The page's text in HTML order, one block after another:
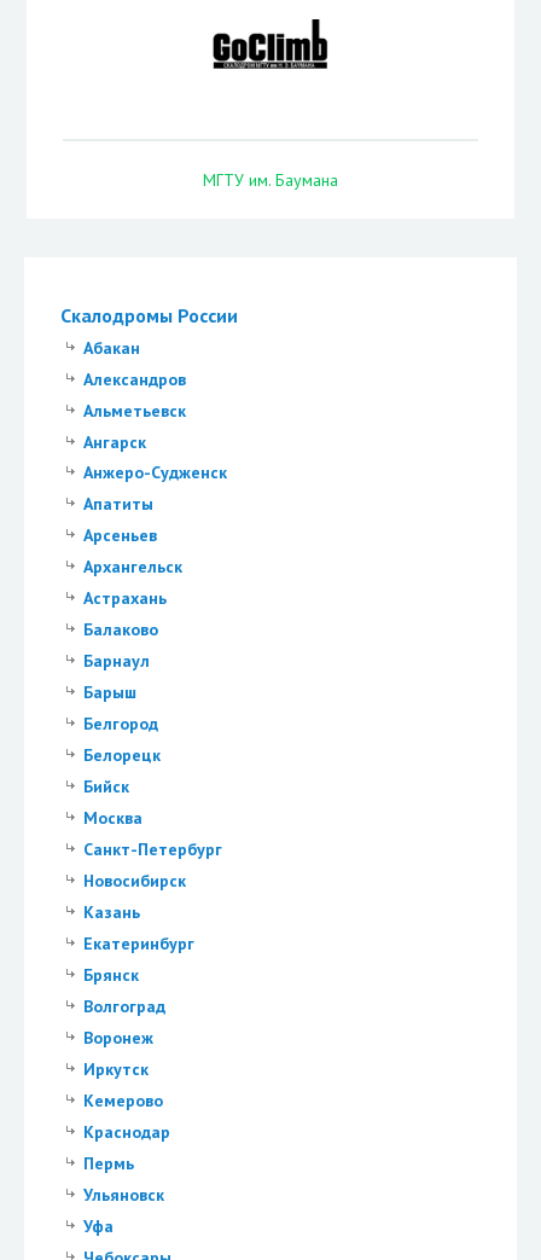
Скалодромы России
Абакан
Александров
Альметьевск
Ангарск
Анжеро-Судженск
Апатиты
Арсеньев
Архангельск
Астрахань
Балаково
Барнаул
Барыш
Белгород
Белорецк
Бийск
Москва
Санкт-Петербург
Новосибирск
Казань
Екатеринбург
Брянск
Волгоград
Воронеж
Иркутск
Кемерово
Краснодар
Пермь
Ульяновск
Уфа
МГТУ им. Баумана